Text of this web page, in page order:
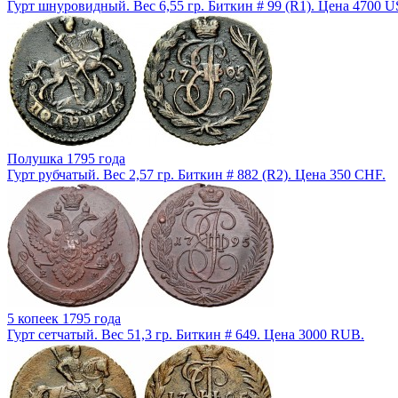
Гурт шнуровидный. Вес 6,55 гр. Биткин # 99 (R1). Цена 4700
Полушка 1795 года
Гурт рубчатый. Вес 2,57 гр. Биткин # 882 (R2). Цена 350 CHF.
5 копеек 1795 года
Гурт сетчатый. Вес 51,3 гр. Биткин # 649. Цена 3000 RUB.